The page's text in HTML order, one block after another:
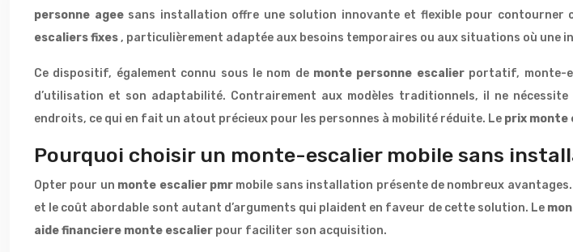
personne agee sans installation offre une solution innovante et flexible pour contourner
escaliers fixes, particulièrement adaptée aux besoins temporaires ou aux situations où une
Ce dispositif, également connu sous le nom de monte personne escalier portatif, monte-
d’utilisation et son adaptabilité. Contrairement aux modèles traditionnels, il ne
endroits, ce qui en fait un atout précieux pour les personnes à mobilité réduite. Le prix monte
Pourquoi choisir un monte-escalier mobile sans
Opter pour un monte escalier pmr mobile sans installation présente de nombreux
et le coût abordable sont autant d’arguments qui plaident en faveur de cette solution. Le
aide financiere monte escalier pour faciliter son acquisition.